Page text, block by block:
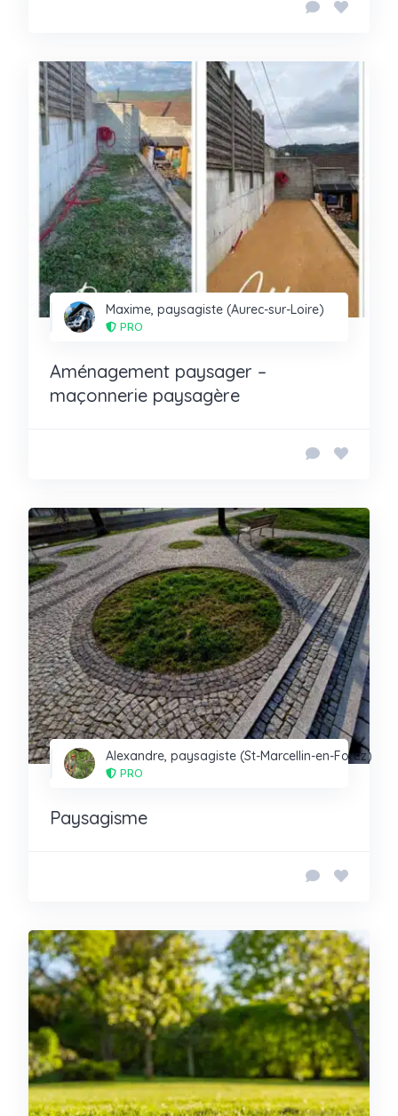
Maxime, paysagiste (Aurec-sur-Loire)
PRO
Aménagement paysager –
maçonnerie paysagère
Alexandre, paysagiste (St-Marcellin-en-Forez)
PRO
Paysagisme